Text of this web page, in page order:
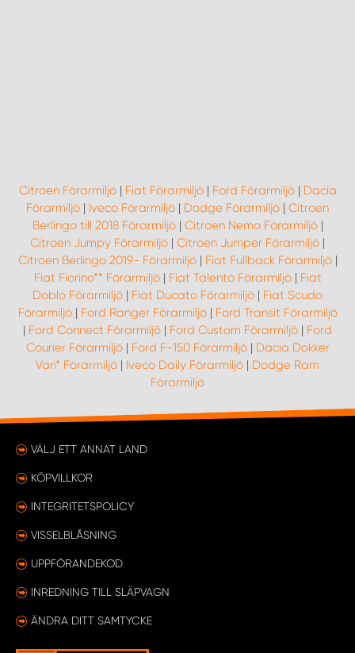
Citroen Förarmiljö| Fiat Förarmiljö| Ford Förarmiljö| Dacia
Förarmiljö | Iveco Förarmiljö | Dodge Förarmiljö | Citroen
Berlingo till 2018 Förarmiljö| Citroen Nemo Förarmiljö|
Citroen Jumpy Förarmiljö | Citroen Jumper Förarmiljö |
Citroen Berlingo 2019- Förarmiljö| Fiat Fullback Förarmiljö|
Fiat Fiorino** Förarmiljö| Fiat Talento Förarmiljö| Fiat
Doblo Förarmiljö | Fiat Ducato Förarmiljö | Fiat Scudo
Förarmiljö| Ford Ranger Förarmiljö| Ford Transit Förarmiljö
| Ford Connect Förarmiljö | Ford Custom Förarmiljö | Ford
Courier Förarmiljö| Ford F-150 Förarmiljö| Dacia Dokker
Van* Förarmiljö | Iveco Daily Förarmiljö | Dodge Ram
Förarmiljö
VÄLJ ETT ANNAT LAND
KÖPVILLKOR
INTEGRITETSPOLICY
VISSELBLÅSNING
UPPFÖRANDEKOD
INREDNING TILL SLÄPVAGN
ÄNDRA DITT SAMTYCKE